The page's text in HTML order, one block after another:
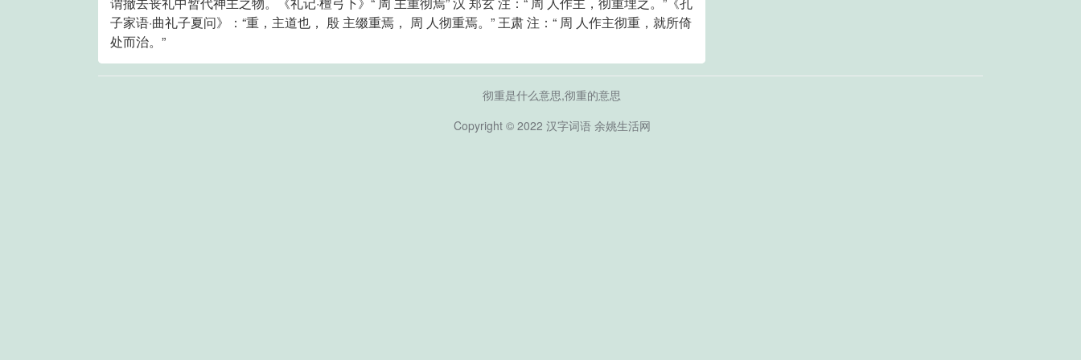
子家语·曲礼子夏问》：“重，主道也， 殷 主缀重焉， 周 人彻重焉。” 王肃 注：“ 周 人作主彻重，就所倚
处而治。”
彻重是什么意思,彻重的意思
Copyright © 2022 汉字词语余姚生活网